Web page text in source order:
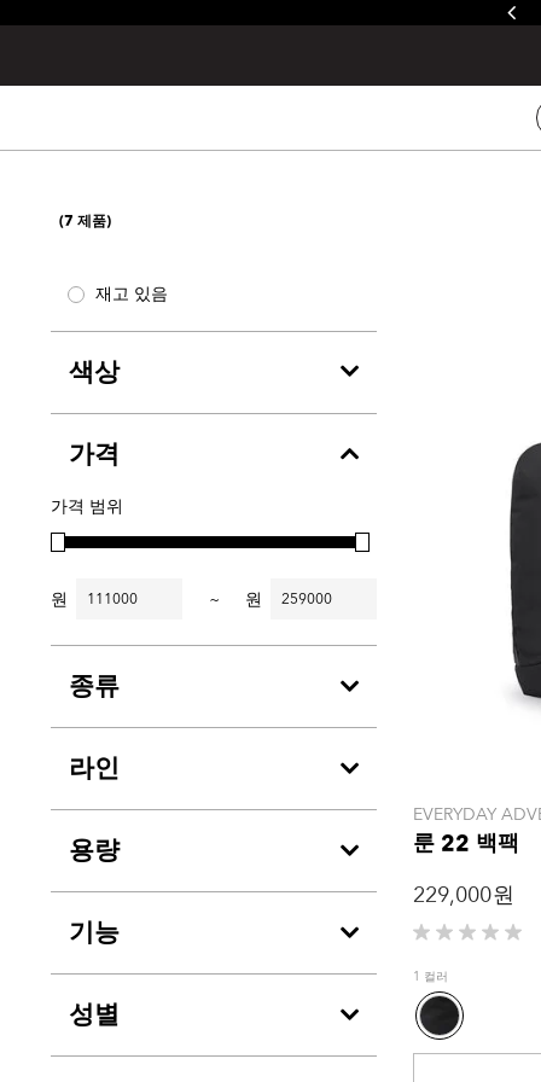
(7 제품)
재고 있음
색상
가격
가격 범위
원 ~ 원
종류
라인
용량
기능
성별
EVERYDAY
룬 22 백팩
229,000 원
별
5
개
중
0.0
개
1 컬러